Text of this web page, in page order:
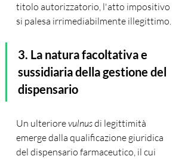
titolo autorizzatorio, l'atto impositivo
si palesa irrimediabilmente illegittimo.
3. La natura facoltativa e
sussidiaria della gestione del
dispensario
Un ulteriore vulnus di legittimità
emerge dalla qualificazione giuridica
del dispensario farmaceutico, il cui